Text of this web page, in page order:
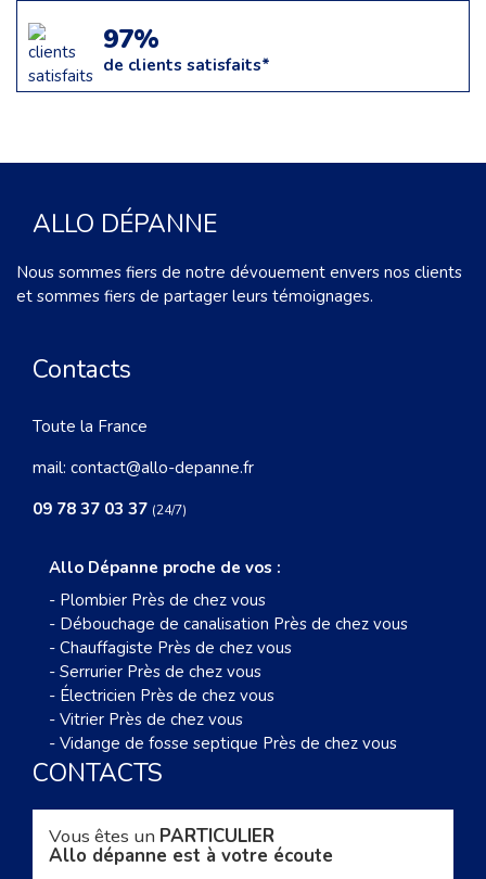
97%
de clients satisfaits*
ALLO DÉPANNE
Nous sommes fiers de notre dévouement envers nos clients
et sommes fiers de partager leurs témoignages.
Contacts
Toute la France
mail: contact@allo-depanne.fr
09 78 37 03 37 (24/7)
Allo Dépanne proche de vos :
- Plombier Près de chez vous
- Débouchage de canalisation Près de chez vous
- Chauffagiste Près de chez vous
- Serrurier Près de chez vous
- Électricien Près de chez vous
- Vitrier Près de chez vous
- Vidange de fosse septique Près de chez vous
CONTACTS
Vous êtes un PARTICULIER
Allo dépanne est à votre écoute